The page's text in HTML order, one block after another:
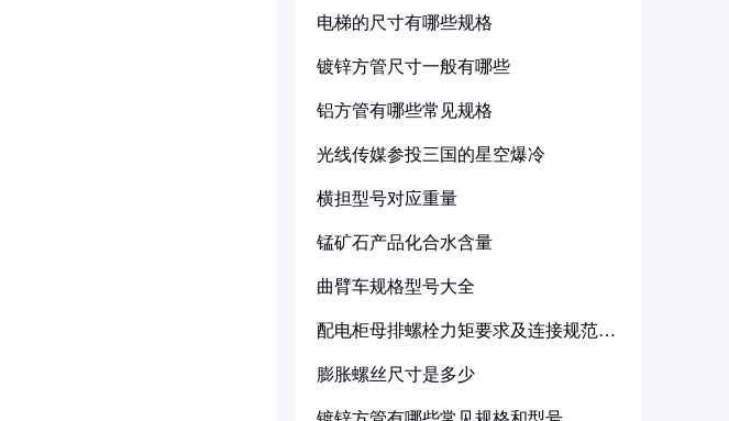
电梯的尺寸有哪些规格
镀锌方管尺寸一般有哪些
铝方管有哪些常见规格
光线传媒参投三国的星空爆冷
横担型号对应重量
锰矿石产品化合水含量
曲臂车规格型号大全
配电柜母排螺栓力矩要求及连接规范详
膨胀螺丝尺寸是多少